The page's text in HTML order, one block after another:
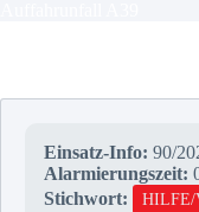
Einsatz-Info: 90/
Alarmierungszeit:
Stichwort:
HILFE/